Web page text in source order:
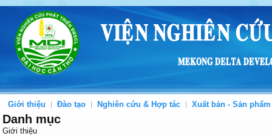
Giới thiệu Đào tạo Nghiên cứu & Hợp tác Xuất bản - Sản phẩm
Danh mục
Giới thiệu